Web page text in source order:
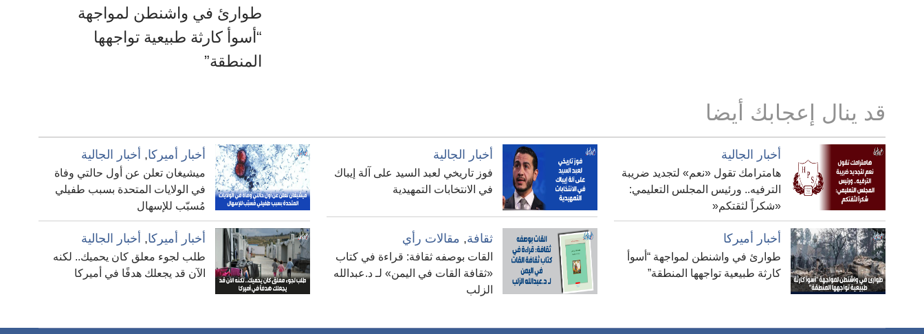
طوارئ في واشنطن لمواجهة
“أسوأ كارثة طبيعية تواجهها
المنطقة”
قد ينال إعجابك أيضا
أخبار الجالية
هامترامك تقول «نعم» لتجديد ضريبة
الترفيه.. ورئيس المجلس التعليمي:
«شكراً لثقتكم«
أخبار الجالية
فوز تاريخي لعبد السيد على آلة إيباك
في الانتخابات التمهيدية
أخبار أميركا, أخبار الجالية
ميشيغان تعلن عن أول حالتي وفاة
في الولايات المتحدة بسبب طفيلي
مُسبّب للإسهال
أخبار أميركا
طوارئ في واشنطن لمواجهة “أسوأ
كارثة طبيعية تواجهها المنطقة”
ثقافة, مقالات رأي
القات بوصفه ثقافة: قراءة في كتاب
«ثقافة القات في اليمن» لـ د.عبدالله
الزلب
أخبار أميركا, أخبار الجالية
طلب لجوء معلق كان يحميك.. لكنه
الآن قد يجعلك هدفًا في أميركا